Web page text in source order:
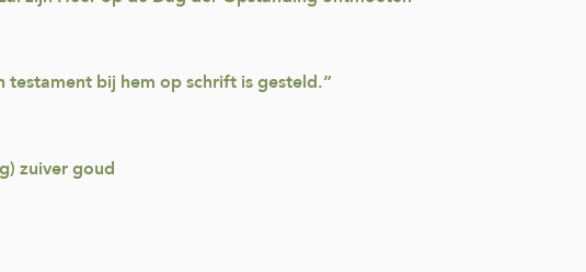
bij hem op schrift is gesteld.”
zuiver goud